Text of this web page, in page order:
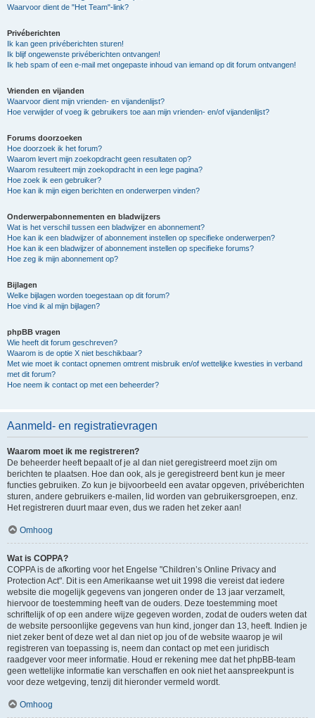
Waarvoor dient de "Het Team"-link?
Privéberichten
Ik kan geen privéberichten sturen!
Ik blijf ongewenste privéberichten ontvangen!
Ik heb spam of een e-mail met ongepaste inhoud van iemand op dit forum ontvangen!
Vrienden en vijanden
Waarvoor dient mijn vrienden- en vijandenlijst?
Hoe verwijder of voeg ik gebruikers toe aan mijn vrienden- en/of vijandenlijst?
Forums doorzoeken
Hoe doorzoek ik het forum?
Waarom levert mijn zoekopdracht geen resultaten op?
Waarom resulteert mijn zoekopdracht in een lege pagina?
Hoe zoek ik een gebruiker?
Hoe kan ik mijn eigen berichten en onderwerpen vinden?
Onderwerpabonnementen en bladwijzers
Wat is het verschil tussen een bladwijzer en abonnement?
Hoe kan ik een bladwijzer of abonnement instellen op specifieke onderwerpen?
Hoe kan ik een bladwijzer of abonnement instellen op specifieke forums?
Hoe zeg ik mijn abonnement op?
Bijlagen
Welke bijlagen worden toegestaan op dit forum?
Hoe vind ik al mijn bijlagen?
phpBB vragen
Wie heeft dit forum geschreven?
Waarom is de optie X niet beschikbaar?
Met wie moet ik contact opnemen omtrent misbruik en/of wettelijke kwesties in verband
met dit forum?
Hoe neem ik contact op met een beheerder?
Aanmeld- en registratievragen
Waarom moet ik me registreren?
De beheerder heeft bepaalt of je al dan niet geregistreerd moet zijn om
berichten te plaatsen. Hoe dan ook, als je geregistreerd bent kun je meer
functies gebruiken. Zo kun je bijvoorbeeld een avatar opgeven, privéberichten
sturen, andere gebruikers e-mailen, lid worden van gebruikersgroepen, enz.
Het registreren duurt maar even, dus we raden het zeker aan!
Omhoog
Wat is COPPA?
COPPA is de afkorting voor het Engelse "Children’s Online Privacy and
Protection Act". Dit is een Amerikaanse wet uit 1998 die vereist dat iedere
website die mogelijk gegevens van jongeren onder de 13 jaar verzamelt,
hiervoor de toestemming heeft van de ouders. Deze toestemming moet
schriftelijk of op een andere wijze gegeven worden, zodat de ouders weten dat
de website persoonlijke gegevens van hun kind, jonger dan 13, heeft. Indien je
niet zeker bent of deze wet al dan niet op jou of de website waarop je wil
registreren van toepassing is, neem dan contact op met een juridisch
raadgever voor meer informatie. Houd er rekening mee dat het phpBB-team
geen wettelijke informatie kan verschaffen en ook niet het aanspreekpunt is
voor deze wetgeving, tenzij dit hieronder vermeld wordt.
Omhoog